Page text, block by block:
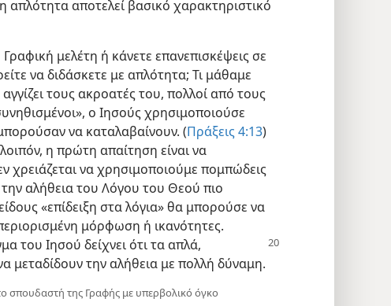
απλότητα αποτελεί βασικό χαρακτηριστικό
μελέτη ή κάνετε επανεπισκέψεις σε
να διδάσκετε με απλότητα; Τι μάθαμε
τους ακροατές του, πολλοί από τους
ο Ιησούς χρησιμοποιούσε
να καταλαβαίνουν. (Πράξεις 4:13)
η πρώτη απαίτηση είναι να
χρειάζεται να χρησιμοποιούμε πομπώδεις
αλήθεια του Λόγου του Θεού πιο
«επίδειξη στα λόγια» θα μπορούσε να
μόρφωση ή ικανότητες.
του Ιησού δείχνει ότι τα απλά,
μεταδίδουν την αλήθεια με πολλή δύναμη.
σπουδαστή της Γραφής με υπερβολικό όγκο